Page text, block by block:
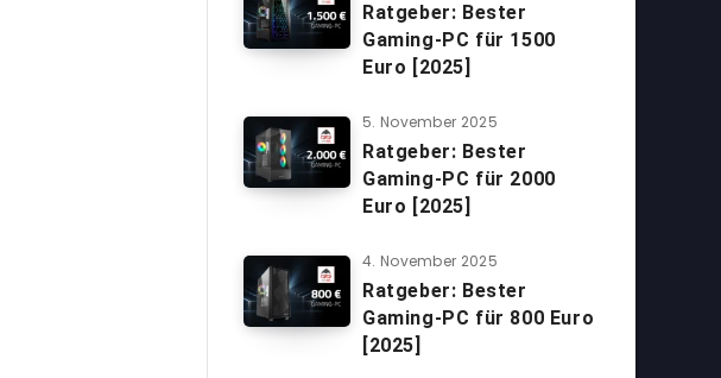
Ratgeber: Bester
Gaming-PC für 1500
Euro [2025]
5. November 2025
Ratgeber: Bester
Gaming-PC für 2000
Euro [2025]
4. November 2025
Ratgeber: Bester
Gaming-PC für 800 Euro
[2025]